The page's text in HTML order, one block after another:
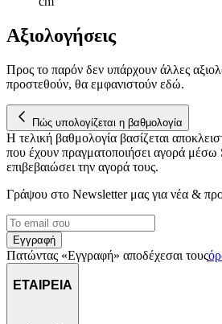
Αξιολογήσεις
Προς το παρόν δεν υπάρχουν άλλες
προστεθούν, θα εμφανιστούν εδώ.
Πώς υπολογίζεται η βαθμολογία
Η τελική βαθμολογία βασίζεται
που έχουν πραγματοποιήσει αγορά
επιβεβαιώσει την αγορά τους.
Γράψου στο Νewsletter μας για νέα &
Εγγραφή
Πατώντας «Εγγραφή» αποδέχεσαι τους
ΕΤΑΙΡΕΙΑ